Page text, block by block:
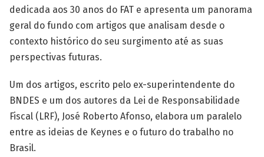
dedicada aos 30 anos do FAT e apresenta um panorama
geral do fundo com artigos que analisam desde o
contexto histórico do seu surgimento até as suas
perspectivas futuras.
Um dos artigos, escrito pelo ex-superintendente do
BNDES e um dos autores da Lei de Responsabilidade
Fiscal (LRF), José Roberto Afonso, elabora um paralelo
entre as ideias de Keynes e o futuro do trabalho no
Brasil.